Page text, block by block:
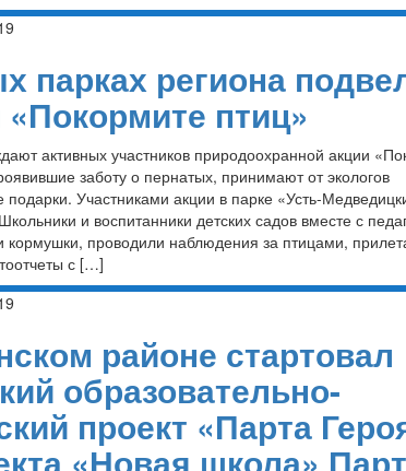
парках региона
«Покормите птиц»
активных участников природоохранной акции
заботу о пернатых, принимают от экологов
Участниками акции в парке «Усть-
и воспитанники детских садов вместе с
кормушки, проводили наблюдения за птицами,
с […]
районе стартовал
образовательно-
проект «Парта